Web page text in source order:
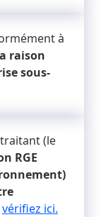
à
raison
sous-
(le
RGE
vérifiez ici.